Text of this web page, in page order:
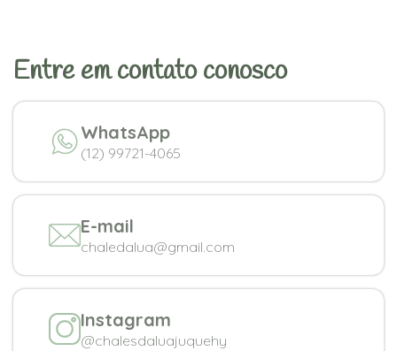
Entre em contato conosco
WhatsApp
(12) 99721-4065
E-mail
chaledalua@gmail.com
Instagram
@chalesdaluajuquehy